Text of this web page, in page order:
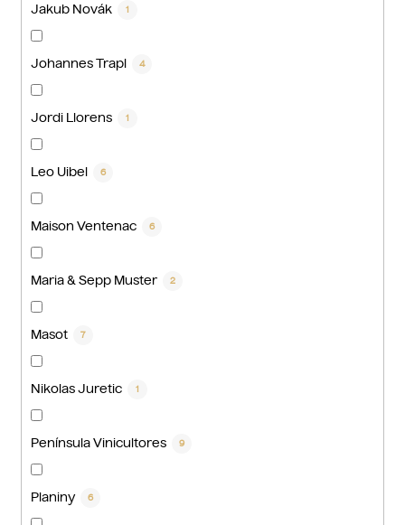
Jakub Novák 1
Johannes Trapl 4
Jordi Llorens 1
Leo Uibel 6
Maison Ventenac 6
Maria & Sepp Muster 2
Masot 7
Nikolas Juretic 1
Península Vinicultores 9
Planiny 6